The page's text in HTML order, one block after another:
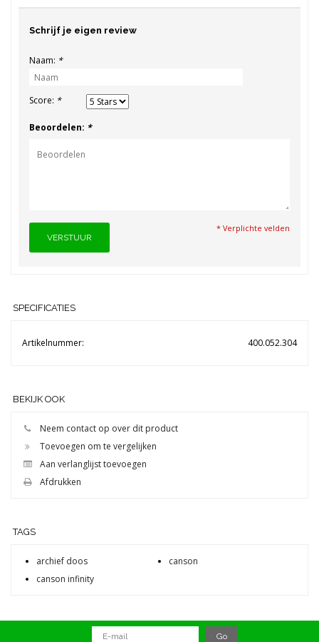
Schrijf je eigen review
Naam: *
Score: *
Beoordelen: *
* Verplichte velden
VERSTUUR
SPECIFICATIES
Artikelnummer: 400.052.304
BEKIJK OOK
Neem contact op over dit product
Toevoegen om te vergelijken
Aan verlanglijst toevoegen
Afdrukken
TAGS
archief doos
canson
canson infinity